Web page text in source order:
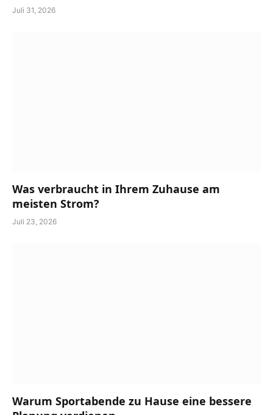
Juli 31, 2026
Was verbraucht in Ihrem Zuhause am
meisten Strom?
Juli 23, 2026
Warum Sportabende zu Hause eine bessere